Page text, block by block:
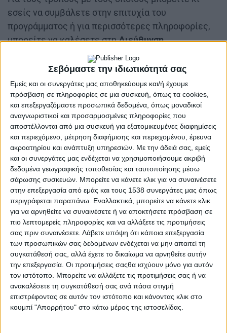
Σεβόμαστε την ιδιωτικότητά σας
Εμείς και οι συνεργάτες μας αποθηκεύουμε και/ή έχουμε
πρόσβαση σε πληροφορίες σε μια συσκευή, όπως τα cookies,
και επεξεργαζόμαστε προσωπικά δεδομένα, όπως μοναδικοί
αναγνωριστικοί και προσαρμοσμένες πληροφορίες που
αποστέλλονται από μια συσκευή για εξατομικευμένες διαφημίσεις
και περιεχόμενο, μέτρηση διαφήμισης και περιεχομένου, έρευνα
ακροατηρίου και ανάπτυξη υπηρεσιών. Με την άδειά σας, εμείς
και οι συνεργάτες μας ενδέχεται να χρησιμοποιήσουμε ακριβή
δεδομένα γεωγραφικής τοποθεσίας και ταυτοποίησης μέσω
σάρωσης συσκευών. Μπορείτε να κάνετε κλικ για να συναινέσετε
στην επεξεργασία από εμάς και τους 1538 συνεργάτες μας όπως
περιγράφεται παραπάνω. Εναλλακτικά, μπορείτε να κάνετε κλικ
για να αρνηθείτε να συναινέσετε ή να αποκτήσετε πρόσβαση σε
πιο λεπτομερείς πληροφορίες και να αλλάξετε τις προτιμήσεις
σας πριν συναινέσετε. Λάβετε υπόψη ότι κάποια επεξεργασία
των προσωπικών σας δεδομένων ενδέχεται να μην απαιτεί τη
συγκατάθεσή σας, αλλά έχετε το δικαίωμα να αρνηθείτε αυτήν
την επεξεργασία. Οι προτιμήσεις σαςθα ισχύουν μόνο για αυτόν
τον ιστότοπο. Μπορείτε να αλλάξετε τις προτιμήσεις σας ή να
ανακαλέσετε τη συγκατάθεσή σας ανά πάσα στιγμή
επιστρέφοντας σε αυτόν τον ιστότοπο και κάνοντας κλικ στο
κουμπί "Απορρήτου" στο κάτω μέρος της ιστοσελίδας.
εσείς να συμβάλετε στην επιτυχία του
προγράμματος ή για περισσότερες πληροφορίες,
μπορείτε να καλέσετε στηΔιεύθυνση
Καθαριότητας, Περιβάλλοντος & Πρασίνου
τηλεφωνικό αριθμό:26310-23264.
Καφέ κάδους βιοαποβλήτων θα βρείτε:
Μεσολόγγι
Διαγώνια απέναντι από τοΠαλιό Νοσοκομείο
Πάρκινγκ έναντι Ζαχαροπλαστείου ΛΥΡΟΣ
Βάλβειος
Πλατεία – Ραδιομέγαρο
Λιμάνι Άγιος Νεκτάριος
Πάρκινγκ δίπλα στο Plaza
Παραλιακός δρόμος λιμανιού απέναντι από
AlVento
Παραλιακός δρόμος λιμανιού και